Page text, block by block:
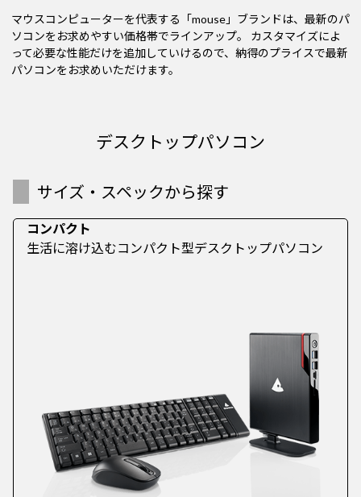
マウスコンピューターを代表する「mouse」ブランドは、最新のパ
ソコンをお求めやすい価格帯でラインアップ。 カスタマイズによ
って必要な性能だけを追加していけるので、納得のプライスで最新
パソコンをお求めいただけます。
デスクトップパソコン
サイズ・スペックから探す
コンパクト
生活に溶け込むコンパクト型デスクトップパソコン